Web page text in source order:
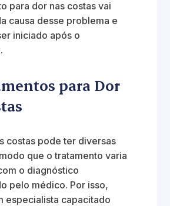
para dor nas costas vai
causa desse problema e
iniciado após o
para Dor
costas pode ter diversas
que o tratamento varia
o diagnóstico
pelo médico. Por isso,
especialista capacitado